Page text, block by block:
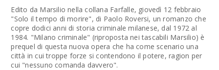
Edito da Marsilio nella collana Farfalle, giovedì 12 febbraio
"Solo il tempo di morire", di Paolo Roversi, un romanzo che
copre dodici anni di storia criminale milanese, dal 1972 al
1984. "Milano criminale" (riproposta nei tascabili Marsilio) è
prequel di questa nuova opera che ha come scenario una
città in cui troppe forze si contendono il potere, ragion per
cui "nessuno comanda davvero".